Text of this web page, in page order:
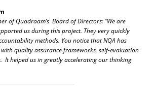
of Quadraam’s Board of Directors: “We are
us during this project. They very quickly
methods. You notice that NQA has
quality assurance frameworks, self-evaluation
It helped us in greatly accelerating our thinking